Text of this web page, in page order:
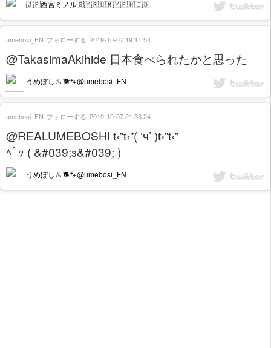
🇯🇵西宮ミノル🇸🇾🇷🇺🇲🇾🇵🇭🇮🇩...
@TakasimaAkihide 日本食べられたかと思った
うめぼし♨️ 🐕🐾@umebosi_FN
umebosi_FN フォローする 2019-10-07 19:11:54
@REALUMEBOSHI ŧ‹”ŧ‹”( ‘ч’ )ŧ‹”ŧ‹”
ﾍﾟｯ ( &#039;з&#039; )
うめぼし♨️ 🐕🐾@umebosi_FN
umebosi_FN フォローする 2019-10-07 21:33:24